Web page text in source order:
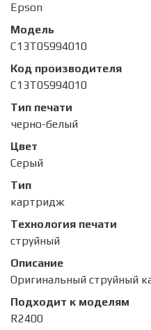
Epson
Модель
C13T05994010
Код производителя
C13T05994010
Тип печати
черно-белый
Цвет
Серый
Тип
картридж
Технология печати
струйный
Описание
Оригинальный струйный
Подходит к моделям
R2400